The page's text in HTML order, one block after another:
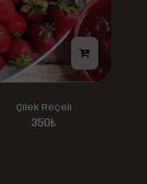
Çilek Reçeli
350₺